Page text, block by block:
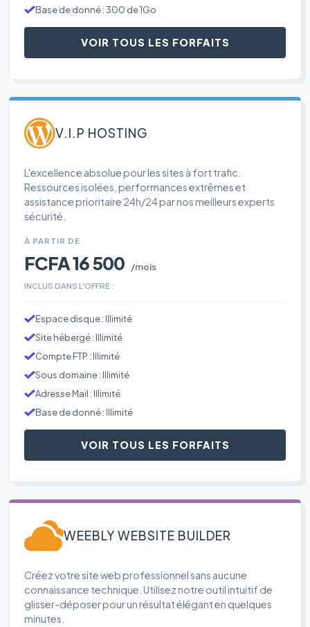
Base de donné : 300 de 1Go
VOIR TOUS LES FORFAITS
V.I.P HOSTING
L'excellence absolue pour les sites à fort trafic.
Ressources isolées, performances extrêmes et
assistance prioritaire 24h/24 par nos meilleurs experts
sécurité.
À PARTIR DE
FCFA 16 500 /mois
INCLUS DANS L'OFFRE :
Espace disque : Illimité
Site hébergé : Illimité
Compte FTP : Illimité
Sous domaine : Illimité
Adresse Mail : Illimité
Base de donné : Illimité
VOIR TOUS LES FORFAITS
WEEBLY WEBSITE BUILDER
Créez votre site web professionnel sans aucune
connaissance technique. Utilisez notre outil intuitif de
glisser-déposer pour un résultat élégant en quelques
minutes.